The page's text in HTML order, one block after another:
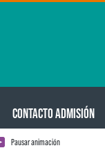
CONTACTO ADMISIÓN
Pausar animación